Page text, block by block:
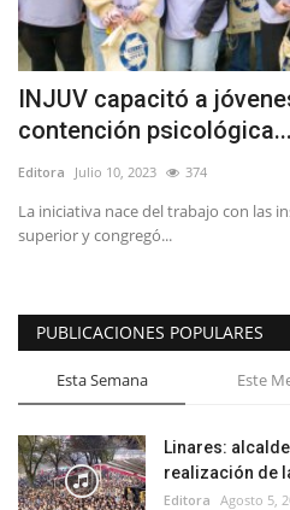
Deporte
Política
Espectáculos
INJUV capacitó a
contención psicológica...
Editora Julio 10, 2023 374
La iniciativa nace del trabajo con las
superior y congregó...
PUBLICACIONES POPULARES
Esta Semana Este
Linares:
realización de
Editora Agosto 5,